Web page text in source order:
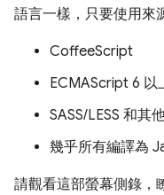
語言一樣，只要使用來
CoffeeScript
ECMAScript 6 以
SASS/LESS 和其
幾乎所有編譯為
請觀看這部螢幕側錄，